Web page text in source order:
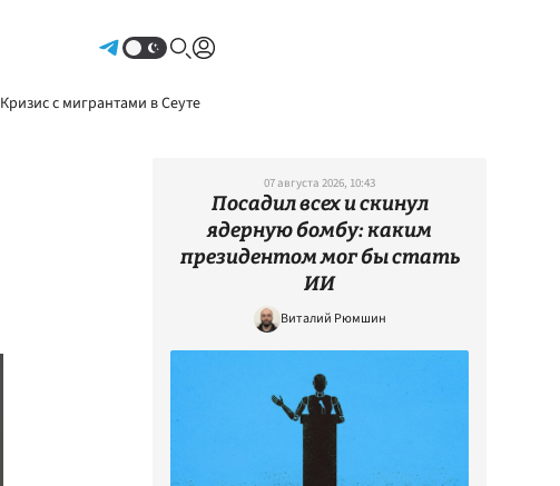
Кризис с мигрантами в Сеуте
07 августа 2026, 10:43
Посадил всех и скинул
ядерную бомбу: каким
президентом мог бы стать
ИИ
Виталий Рюмшин